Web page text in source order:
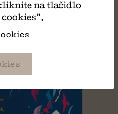
na tlačidlo